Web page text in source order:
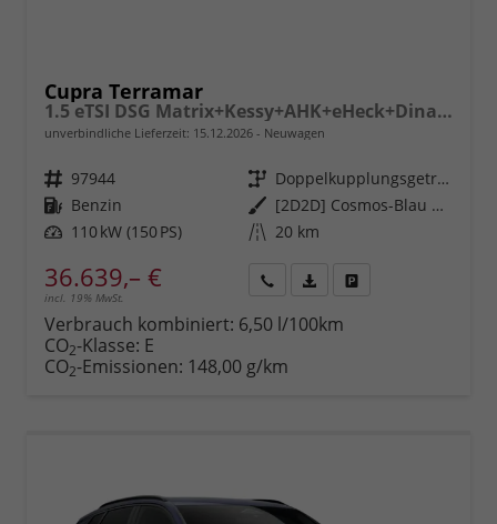
Cupra Terramar
1.5 eTSI DSG Matrix+Kessy+AHK+eHeck+Dinamica+CarPlay+eHeck+GV5
unverbindliche Lieferzeit: 15.12.2026 Neuwagen
Fahrzeugnr. 97944 Getriebe
Doppelkupplungsgetriebe (DSG)
Kraftstoff Benzin Außenfarbe
[2D2D] Cosmos-Blau Metallic
Leistung 110 kW (150 PS) Kilometerstand 20 km
36.639,– €
incl. 19% MwSt.
anfordern
Datei,
Verbrauch kombiniert: 6,50 l/100km
CO2-Klasse: E
CO2-Emissionen: 148,00 g/km